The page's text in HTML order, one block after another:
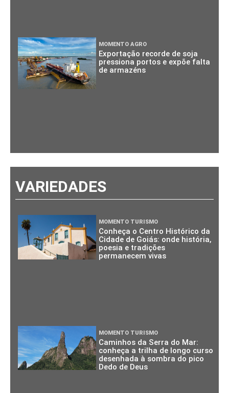
MOMENTO AGRO
Exportação recorde de soja
pressiona portos e expõe falta
de armazéns
VARIEDADES
MOMENTO TURISMO
Conheça o Centro Histórico da
Cidade de Goiás: onde história,
poesia e tradições
permanecem vivas
MOMENTO TURISMO
Caminhos da Serra do Mar:
conheça a trilha de longo curso
desenhada à sombra do pico
Dedo de Deus